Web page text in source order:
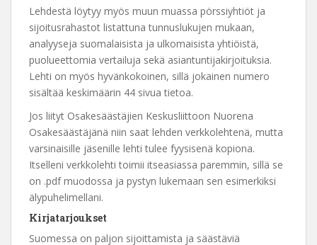
Lehdestä löytyy myös muun muassa pörssiyhtiöt ja
sijoitusrahastot listattuna tunnuslukujen mukaan,
analyyseja suomalaisista ja ulkomaisista yhtiöistä,
puolueettomia vertailuja sekä asiantuntijakirjoituksia.
Lehti on myös hyvänkokoinen, sillä jokainen numero
sisältää keskimäärin 44 sivua tietoa.
Jos liityt Osakesäästäjien Keskusliittoon Nuorena
Osakesäästäjänä niin saat lehden verkkolehtenä, mutta
varsinaisille jäsenille lehti tulee fyysisenä kopiona.
Itselleni verkkolehti toimii itseasiassa paremmin, sillä se
on .pdf muodossa ja pystyn lukemaan sen esimerkiksi
älypuhelimellani.
Kirjatarjoukset
Suomessa on paljon sijoittamista ja säästäviä